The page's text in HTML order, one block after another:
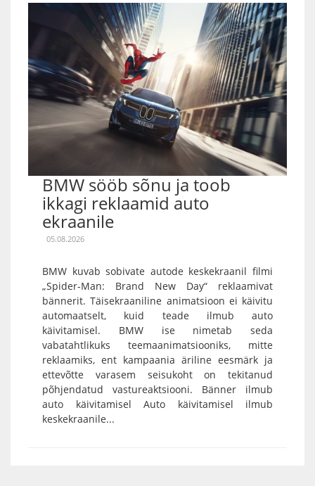
BMW sööb sõnu ja toob
ikkagi reklaamid auto
ekraanile
05.08.2026
BMW kuvab sobivate autode keskekraanil filmi
„Spider-Man: Brand New Day“ reklaamivat
bännerit. Täisekraaniline animatsioon ei käivitu
automaatselt, kuid teade ilmub auto
käivitamisel. BMW ise nimetab seda
vabatahtlikuks teemaanimatsiooniks, mitte
reklaamiks, ent kampaania äriline eesmärk ja
ettevõtte varasem seisukoht on tekitanud
põhjendatud vastureaktsiooni. Bänner ilmub
auto käivitamisel Auto käivitamisel ilmub
keskekraanile...